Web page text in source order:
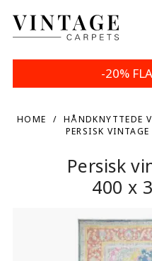
-20%
HOME HÅNDKNYTTEDE
PERSISK
Persisk
400 x